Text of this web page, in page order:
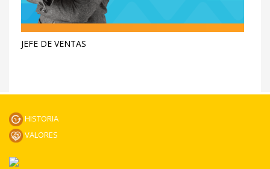
JEFE DE VENTAS
HISTORIA
VALORES